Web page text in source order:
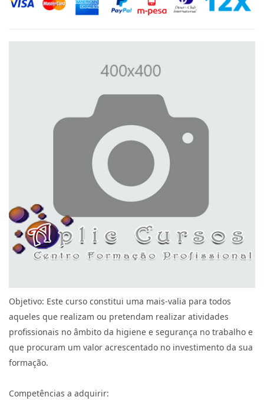
Objetivo: Este curso constitui uma mais-valia para todos
aqueles que realizam ou pretendam realizar atividades
profissionais no âmbito da higiene e segurança no trabalho e
que procuram um valor acrescentado no investimento da sua
formação.
Competências a adquirir: